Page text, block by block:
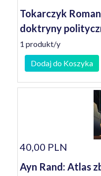
Tokarczyk
doktryny
1 produkt/y
Dodaj do Koszyka
40,00 PLN
Ayn Rand: Atlas